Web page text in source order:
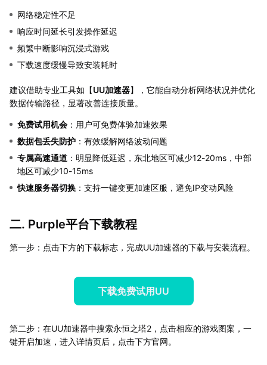
网络稳定性不足
响应时间延长引发操作延迟
频繁中断影响沉浸式游戏
下载速度缓慢导致安装耗时
建议借助专业工具如【UU加速器】，它能自动分析网络状况并优化
数据传输路径，显著改善连接质量。
免费试用机会 ：用户可免费体验加速效果
数据包丢失防护 ：有效缓解网络波动问题
专属高速通道 ：明显降低延迟，东北地区可减少12-20ms，中部
地区可减少10-15ms
快速服务器切换 ：支持一键变更加速区服，避免IP变动风险
二. Purple平台下载教程
第一步：点击下方的下载标志，完成UU加速器的下载与安装流程。
下载免费试用UU
第二步：在UU加速器中搜索永恒之塔2，点击相应的游戏图案，一
键开启加速，进入详情页后，点击下方官网。